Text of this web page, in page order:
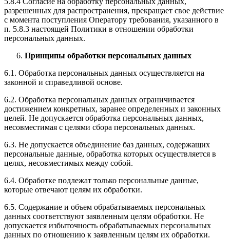
разрешенных для распространения, прекращает свое действие
с момента поступления Оператору требования, указанного в
п. 5.8.3 настоящей Политики в отношении обработки
персональных данных.
Принципы обработки персональных данных
6.1. Обработка персональных данных осуществляется на
законной и справедливой основе.
6.2. Обработка персональных данных ограничивается
достижением конкретных, заранее определенных и законных
целей. Не допускается обработка персональных данных,
несовместимая с целями сбора персональных данных.
6.3. Не допускается объединение баз данных, содержащих
персональные данные, обработка которых осуществляется в
целях, несовместимых между собой.
6.4. Обработке подлежат только персональные данные,
которые отвечают целям их обработки.
6.5. Содержание и объем обрабатываемых персональных
данных соответствуют заявленным целям обработки. Не
допускается избыточность обрабатываемых персональных
данных по отношению к заявленным целям их обработки.